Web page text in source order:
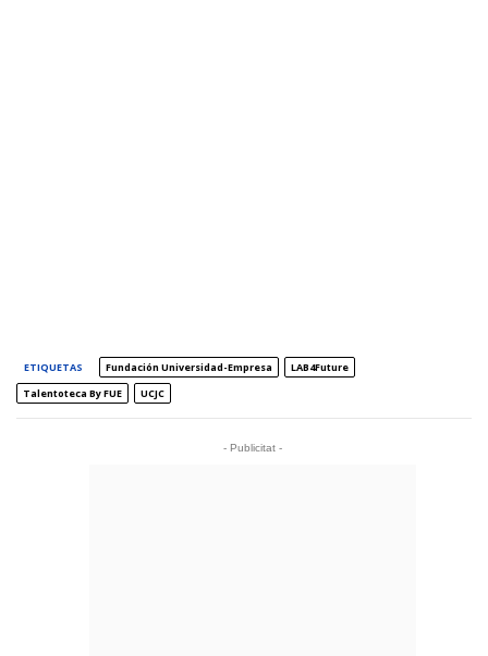
ETIQUETAS Fundación Universidad-Empresa
LAB4Future
Talentoteca By FUE
UCJC
- Publicitat -